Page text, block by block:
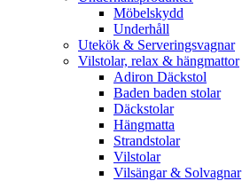
Möbelskydd
Underhåll
Utekök & Serveringsvagnar
Vilstolar, relax & hängmattor
Adiron Däckstol
Baden baden stolar
Däckstolar
Hängmatta
Strandstolar
Vilstolar
Vilsängar & Solvagnar